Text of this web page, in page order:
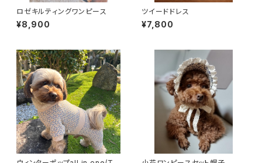
ロゼキルティングワンピース
¥8,900
ツイードドレス
¥7,800